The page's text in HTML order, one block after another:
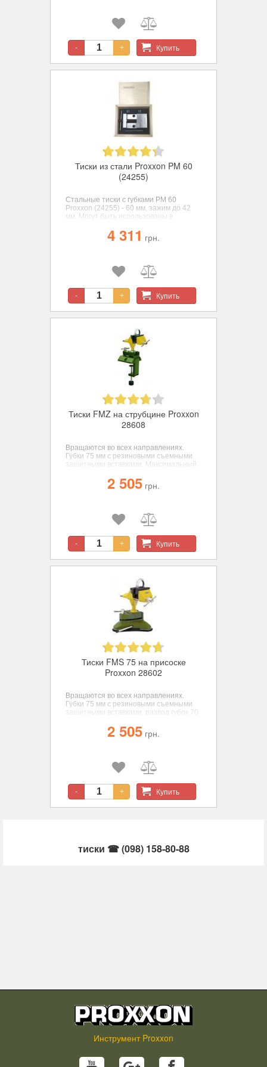
- + Купить
Тиски из стали Proxxon PM 60
(24255)
Стальные тиски с губками РМ 60
Proxxon (24255) - 60 мм, зажим до 42
мм. Могут быть использованы в
положении. Упакованы в деревянную
4 311 грн.
- + Купить
Тиски FMZ на струбцине Proxxon
28608
Вращаются во всех направлениях.
Губки 75 мм с резиновыми съемными
защитными вставками. Максимальный
2 505 грн.
- + Купить
Тиски FMS 75 на присоске
Proxxon 28602
Вращаются во всех направлениях.
Губки 75 мм с резиновыми съемными
защитными вставками, развод губок 70
2 505 грн.
- + Купить
тиски ☎ (098) 158-80-88
Инструмент Proxxon